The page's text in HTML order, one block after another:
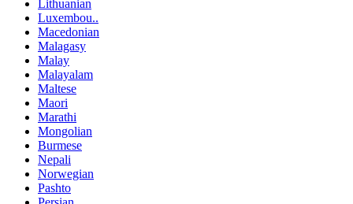
Lithuanian
Luxembou..
Macedonian
Malagasy
Malay
Malayalam
Maltese
Maori
Marathi
Mongolian
Burmese
Nepali
Norwegian
Pashto